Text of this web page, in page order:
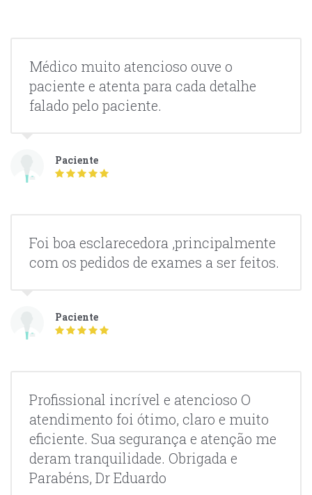
Médico muito atencioso ouve o
paciente e atenta para cada detalhe
falado pelo paciente.
Paciente
Foi boa esclarecedora ,principalmente
com os pedidos de exames a ser feitos.
Paciente
Profissional incrível e atencioso O
atendimento foi ótimo, claro e muito
eficiente. Sua segurança e atenção me
deram tranquilidade. Obrigada e
Parabéns, Dr Eduardo